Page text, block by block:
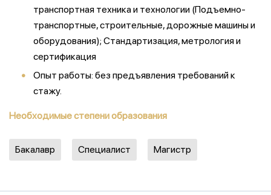
транспортная техника и технологии (Подъемно-
транспортные, строительные, дорожные машины и
оборудования); Стандартизация, метрология и
сертификация
Опыт работы: без предъявления требований к
стажу.
Необходимые степени образования
Бакалавр Специалист Магистр